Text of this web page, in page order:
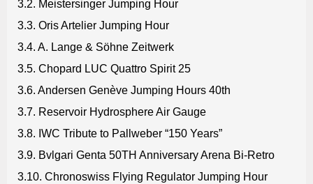
3.2. Meistersinger Jumping Hour
3.3. Oris Artelier Jumping Hour
3.4. A. Lange & Söhne Zeitwerk
3.5. Chopard LUC Quattro Spirit 25
3.6. Andersen Genève Jumping Hours 40th
3.7. Reservoir Hydrosphere Air Gauge
3.8. IWC Tribute to Pallweber “150 Years”
3.9. Bvlgari Genta 50TH Anniversary Arena Bi-Retro
3.10. Chronoswiss Flying Regulator Jumping Hour